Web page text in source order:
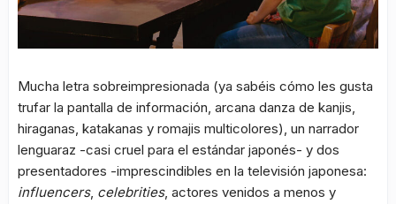
Mucha letra sobreimpresionada (ya sabéis cómo les gusta
trufar la pantalla de información, arcana danza de kanjis,
hiraganas, katakanas y romajis multicolores), un narrador
lenguaraz -casi cruel para el estándar japonés- y dos
presentadores -imprescindibles en la televisión japonesa:
influencers, celebrities, actores venidos a menos y